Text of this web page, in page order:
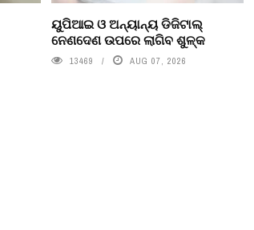
ୟୁପିଆଇ ଓ ଅନ୍ୟାନ୍ୟ ଡିଜିଟାଲ୍
ନେଣଦେଣ ଉପରେ ଲାଗିବ ଶୁଳ୍କ
13469 AUG 07, 2026